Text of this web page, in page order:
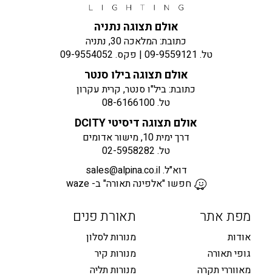
אולם תצוגה נתניה
כתובת: המלאכה 30, נתניה
טל. 09-9559121 | פקס. 09-9554052
אולם תצוגה בילו סנטר
כתובת: ביל"ו סנטר, קרית עקרון
טל.08-6166100
אולם תצוגה דיסיטי DCITY
דרך ימית 10, מישור אדומים
טל. 02-5958282
דוא"ל.sales@alpina.co.il
חפשו "אלפינה תאורה" ב- waze
מפת אתר
אודות
גופי תאורה
מאווררי תקרה
תאורת פנים
מנורות לסלון
מנורות קיר
מנורות תליה